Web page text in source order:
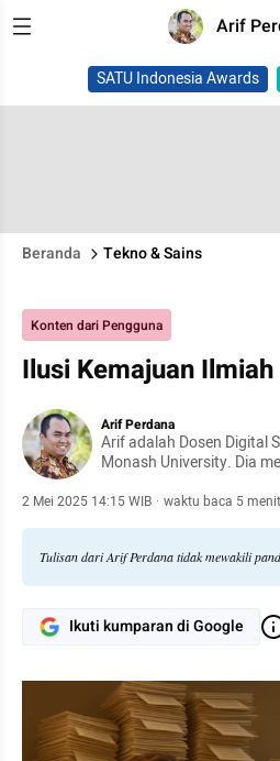
Arif
SATU Indonesia Awards
Beranda Tekno & Sains
Konten dari Pengguna
Ilusi Kemajuan
Arif Perdana
Arif adalah Dosen Digital
Monash University. Dia
negara.
2 Mei 2025 14:15 WIB · waktu baca 5 menit
Tulisan dari Arif Perdana tidak mewakili
Ikuti kumparan di Google